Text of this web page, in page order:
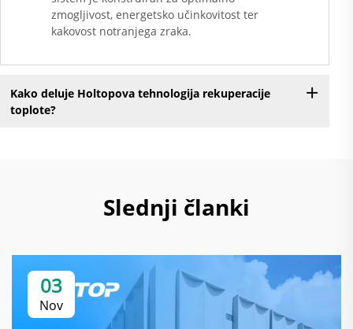
zmogljivost, energetsko učinkovitost ter
kakovost notranjega zraka.
Kako deluje Holtopova tehnologija rekuperacije
toplote?
Slednji članki
03
Nov